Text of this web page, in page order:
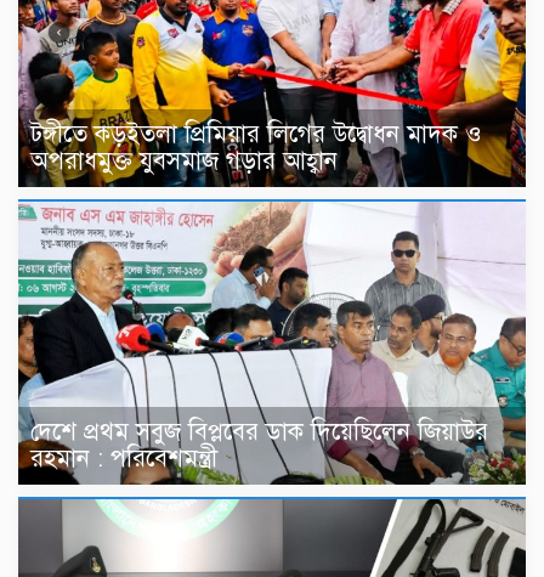
টঙ্গীতে কড়ইতলা প্রিমিয়ার লিগের উদ্বোধন মাদক ও
অপরাধমুক্ত যুবসমাজ গড়ার আহ্বান
দেশে প্রথম সবুজ বিপ্লবের ডাক দিয়েছিলেন জিয়াউর
রহমান : পরিবেশমন্ত্রী